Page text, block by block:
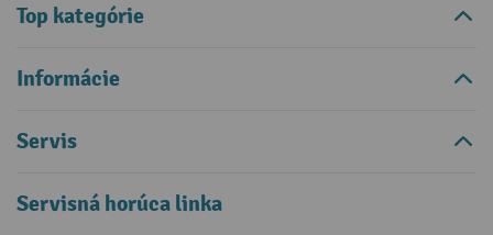
Top kategórie
Informácie
Servis
Servisná horúca linka